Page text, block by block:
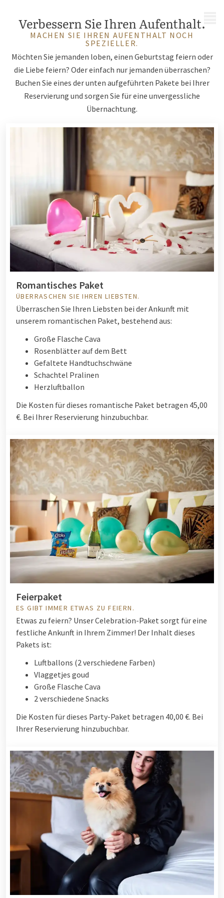
Verbessern Sie Ihren Aufenthalt.
MACHEN SIE IHREN AUFENTHALT NOCH
SPEZIELLER.
Möchten Sie jemanden loben, einen Geburtstag feiern oder
die Liebe feiern? Oder einfach nur jemanden überraschen?
Buchen Sie eines der unten aufgeführten Pakete bei Ihrer
Reservierung und sorgen Sie für eine unvergessliche
Übernachtung.
Romantisches Paket
ÜBERRASCHEN SIE IHREN LIEBSTEN.
Überraschen Sie Ihren Liebsten bei der Ankunft mit
unserem romantischen Paket, bestehend aus:
Große Flasche Cava
Rosenblätter auf dem Bett
Gefaltete Handtuchschwäne
Schachtel Pralinen
Herzluftballon
Die Kosten für dieses romantische Paket betragen 45,00
€. Bei Ihrer Reservierung hinzubuchbar.
Feierpaket
ES GIBT IMMER ETWAS ZU FEIERN.
Etwas zu feiern? Unser Celebration-Paket sorgt für eine
festliche Ankunft in Ihrem Zimmer! Der Inhalt dieses
Pakets ist:
Luftballons (2 verschiedene Farben)
Vlaggetjes goud
Große Flasche Cava
2 verschiedene Snacks
Die Kosten für dieses Party-Paket betragen 40,00 €. Bei
Ihrer Reservierung hinzubuchbar.